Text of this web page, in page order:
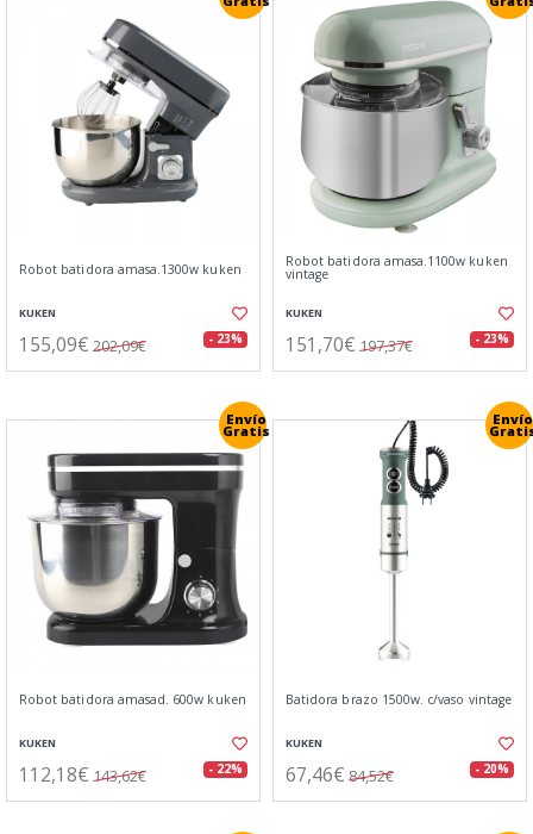
Robot batidora amasa.1300w kuken
KUKEN
155,09€ 202,09€ - 23%
Robot batidora amasa.1100w kuken
vintage
KUKEN
151,70€ 197,37€ - 23%
Envío
Gratis
Robot batidora amasad. 600w kuken
KUKEN
112,18€ 143,62€ - 22%
Envío
Batidora brazo 1500w. c/vaso vintage
KUKEN
67,46€ 84,52€ - 20%